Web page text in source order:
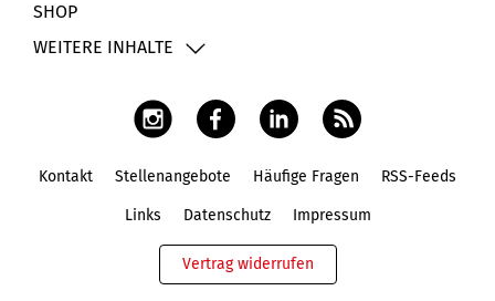
SHOP
WEITERE INHALTE
Kontakt Stellenangebote Häufige Fragen RSS-Feeds
Links Datenschutz Impressum
Vertrag widerrufen